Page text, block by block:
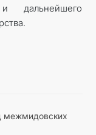
и дальнейшего
межмидовских